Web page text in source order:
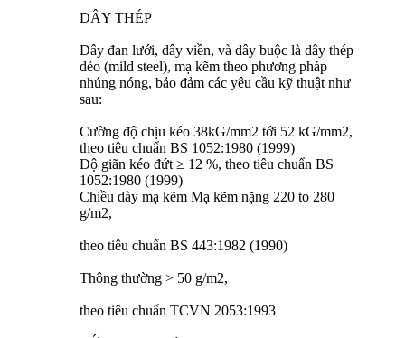
DÂY THÉP
Dây đan lưới, dây viền, và dây buộc là dây thép
dẻo (mild steel), mạ kẽm theo phương pháp
nhúng nóng, bảo đảm các yêu cầu kỹ thuật như
sau:
Cường độ chịu kéo 38kG/mm2 tới 52 kG/mm2,
theo tiêu chuẩn BS 1052:1980 (1999)
Độ giãn kéo đứt ≥ 12 %, theo tiêu chuẩn BS
1052:1980 (1999)
Chiều dày mạ kẽm Mạ kẽm nặng 220 to 280
g/m2,
theo tiêu chuẩn BS 443:1982 (1990)
Thông thường > 50 g/m2,
theo tiêu chuẩn TCVN 2053:1993